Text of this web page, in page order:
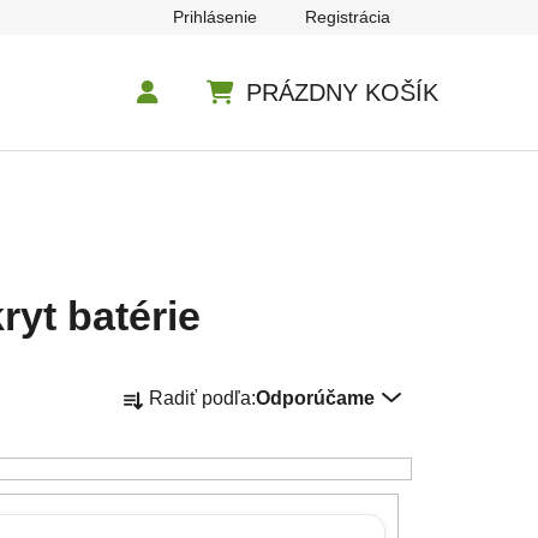
Prihlásenie Registrácia
PRÁZDNY KOŠÍK
batérie
Radiť podľa:Odporúčame